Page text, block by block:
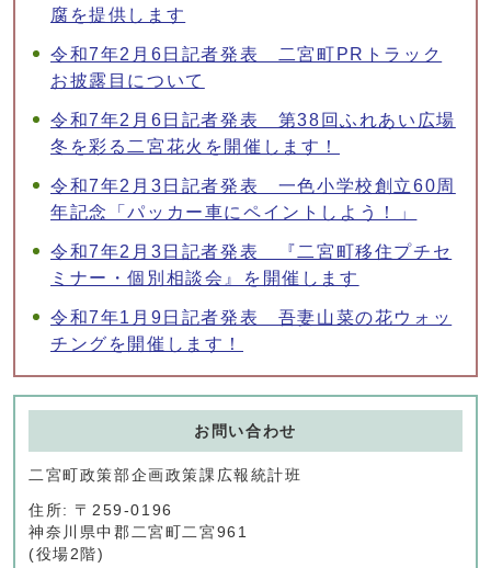
腐を提供します
令和7年2月6日記者発表 二宮町PRトラック
お披露目について
令和7年2月6日記者発表 第38回ふれあい広場
冬を彩る二宮花火を開催します！
令和7年2月3日記者発表 一色小学校創立60周
年記念「パッカー車にペイントしよう！」
令和7年2月3日記者発表 『二宮町移住プチセ
ミナー・個別相談会』を開催します
令和7年1月9日記者発表 吾妻山菜の花ウォッ
チングを開催します！
お問い合わせ
二宮町政策部企画政策課広報統計班
住所: 〒259-0196
神奈川県中郡二宮町二宮961
(役場2階)